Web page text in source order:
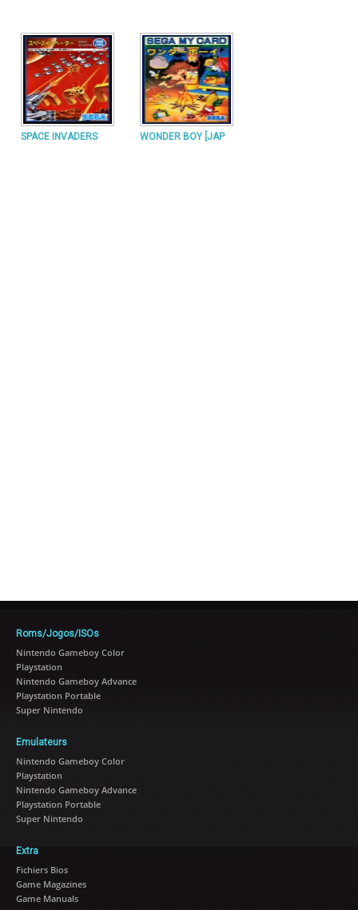
SPACE INVADERS WONDER BOY [JAP
Roms/Jogos/ISOs
Nintendo Gameboy Color
Playstation
Nintendo Gameboy Advance
Playstation Portable
Super Nintendo
Emulateurs
Nintendo Gameboy Color
Playstation
Nintendo Gameboy Advance
Playstation Portable
Super Nintendo
Extra
Fichiers Bios
Game Magazines
Game Manuals